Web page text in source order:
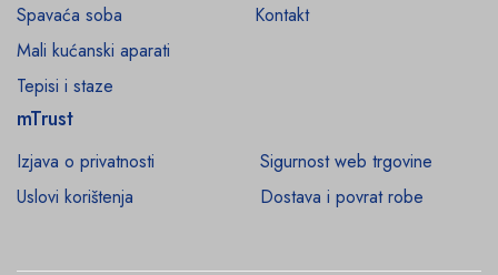
Spavaća soba
Mali kućanski aparati
Tepisi i staze
Kontakt
mTrust
Izjava o privatnosti
Sigurnost web trgovine
Uslovi korištenja
Dostava i povrat robe